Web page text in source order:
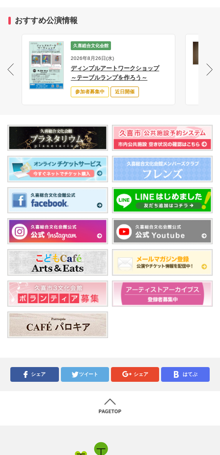
おすすめ公演情報
久喜総合文化会館
2026年8月26日(水)
ディンプルアートワークショップ
～テーブルランプを作ろう～
参加者募集中 近日開催
シェア ツイート シェア はてぶ